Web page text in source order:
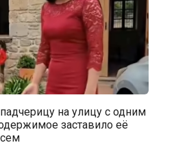
на улицу с одним
заставило её